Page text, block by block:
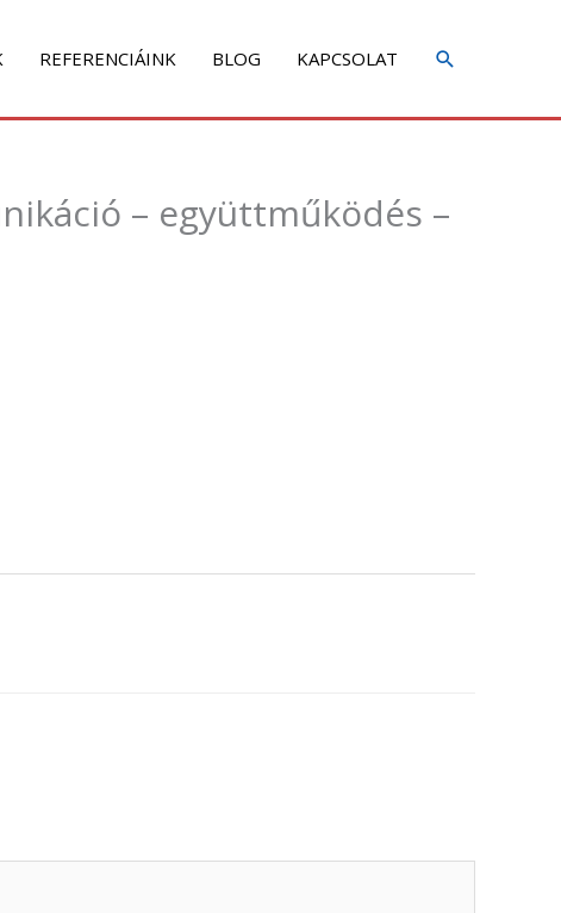
REFERENCIÁINK BLOG KAPCSOLAT
– együttműködés –